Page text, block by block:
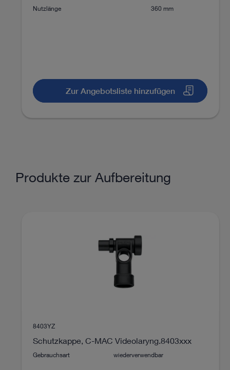
Nutzlänge
360 mm
Zur Angebotsliste hinzufügen
Produkte zur Aufbereitung
8403YZ
Schutzkappe, C-MAC Videolaryng.8403xxx
Gebrauchsart wiederverwendbar